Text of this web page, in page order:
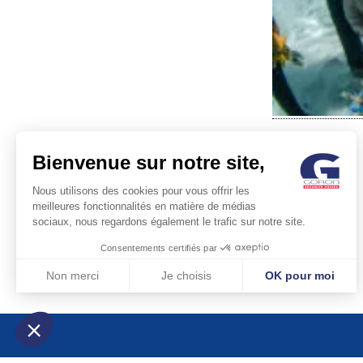
Bienvenue sur notre site,
Nous utilisons des cookies pour vous offrir les
meilleures fonctionnalités en matière de médias
sociaux, nous regardons également le trafic sur notre site.
Consentements certifiés par
Non merci Je choisis
OK pour moi
Notre plateforme vous permet d'adapter et de gérer vos